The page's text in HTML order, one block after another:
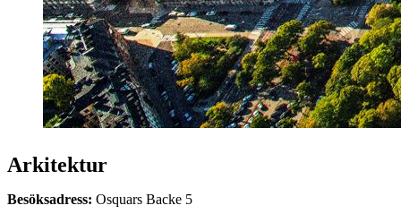
Arkitektur
Besöksadress: Osquars Backe 5